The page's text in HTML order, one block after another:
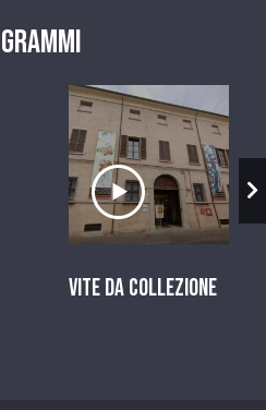
Ascolta il
Vite da Collezione